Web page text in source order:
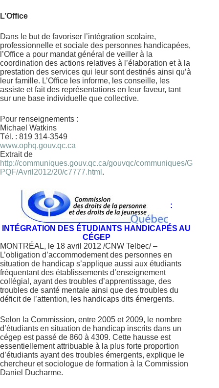
L’Office
Dans le but de favoriser l’intégration scolaire,
professionnelle et sociale des personnes handicapées,
l’Office a pour mandat général de veiller à la
coordination des actions relatives à l’élaboration et à la
prestation des services qui leur sont destinés ainsi qu’à
leur famille. L’Office les informe, les conseille, les
assiste et fait des représentations en leur faveur, tant
sur une base individuelle que collective.
Pour renseignements :
Michael Watkins
Tél. : 819 314-3549
www.ophq.gouv.qc.ca
Extrait de
http://communiques.gouv.qc.ca/gouvqc/communiques/G
PQF/Avril2012/20/c7777.html .
:
INTÉGRATION DES ÉTUDIANTS HANDICAPÉS AU
CÉGEP
MONTRÉAL, le 18 avril 2012 /CNW Telbec/ –
L’obligation d’accommodement des personnes en
situation de handicap s’applique aussi aux étudiants
fréquentant des établissements d’enseignement
collégial, ayant des troubles d’apprentissage, des
troubles de santé mentale ainsi que des troubles du
déficit de l’attention, les handicaps dits émergents.
Selon la Commission, entre 2005 et 2009, le nombre
d’étudiants en situation de handicap inscrits dans un
cégep est passé de 860 à 4309. Cette hausse est
essentiellement attribuable à la plus forte proportion
d’étudiants ayant des troubles émergents, explique le
chercheur et sociologue de formation à la Commission
Daniel Ducharme.